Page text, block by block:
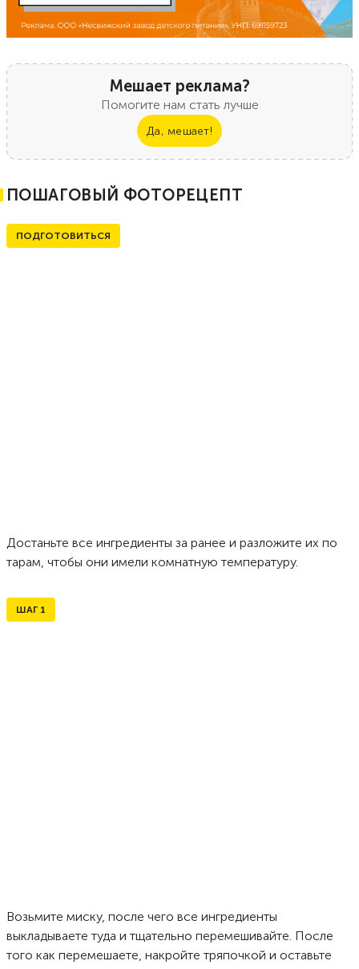
Мешает реклама?
Помогите нам стать лучше
Да, мешает!
ПОШАГОВЫЙ ФОТОРЕЦЕПТ
ПОДГОТОВИТЬСЯ
Достаньте все ингредиенты за ранее и разложите их по
тарам, чтобы они имели комнатную температуру.
ШАГ 1
Возьмите миску, после чего все ингредиенты
выкладываете туда и тщательно перемешивайте. После
того как перемешаете, накройте тряпочкой и оставьте